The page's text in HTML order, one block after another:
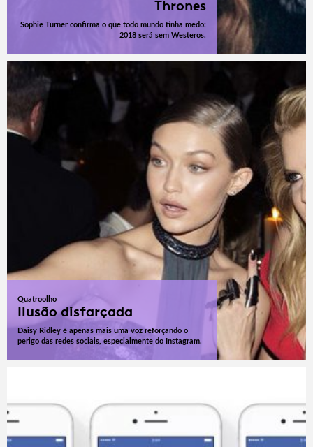
Thrones
Sophie Turner confirma o que todo mundo tinha medo:
2018 será sem Westeros.
Quatroolho
Ilusão disfarçada
Daisy Ridley é apenas mais uma voz reforçando o
perigo das redes sociais, especialmente do Instagram.